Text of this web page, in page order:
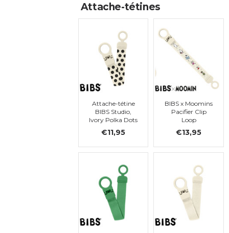
Attache-tétines
Attache-tétine
BIBS Studio,
Ivory Polka Dots
€11,95
BIBS x Moomins
Pacifier Clip
Loop
€13,95